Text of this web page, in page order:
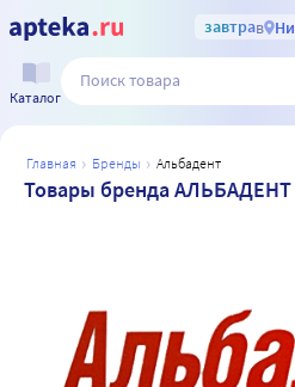
завтрав
Каталог
главная бренды альбадент
Товары бренда АЛЬБАДЕНТ